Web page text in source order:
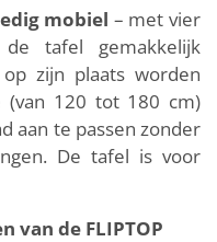
mobiel – met vier
tafel gemakkelijk
zijn plaats worden
(van 120 tot 180 cm)
aan te passen zonder
De tafel is voor
van de FLIPTOP